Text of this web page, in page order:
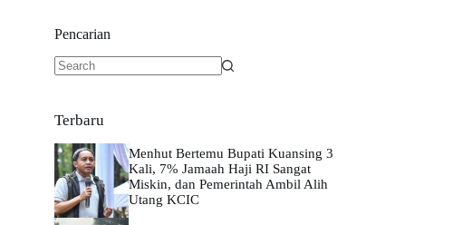
Pencarian
Terbaru
Menhut Bertemu Bupati Kuansing 3
Kali, 7% Jamaah Haji RI Sangat
Miskin, dan Pemerintah Ambil Alih
Utang KCIC